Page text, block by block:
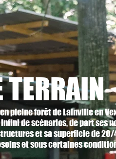
TERRAIN
pleine forêt de Lainville en
de scénarios, de part ses
et sa superficie de
et sous certaines